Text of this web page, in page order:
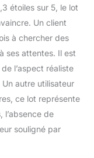
étoiles sur 5, le lot
Un client
à chercher des
ses attentes. Il est
l’aspect réaliste
autre utilisateur
ce lot représente
l’absence de
souligné par